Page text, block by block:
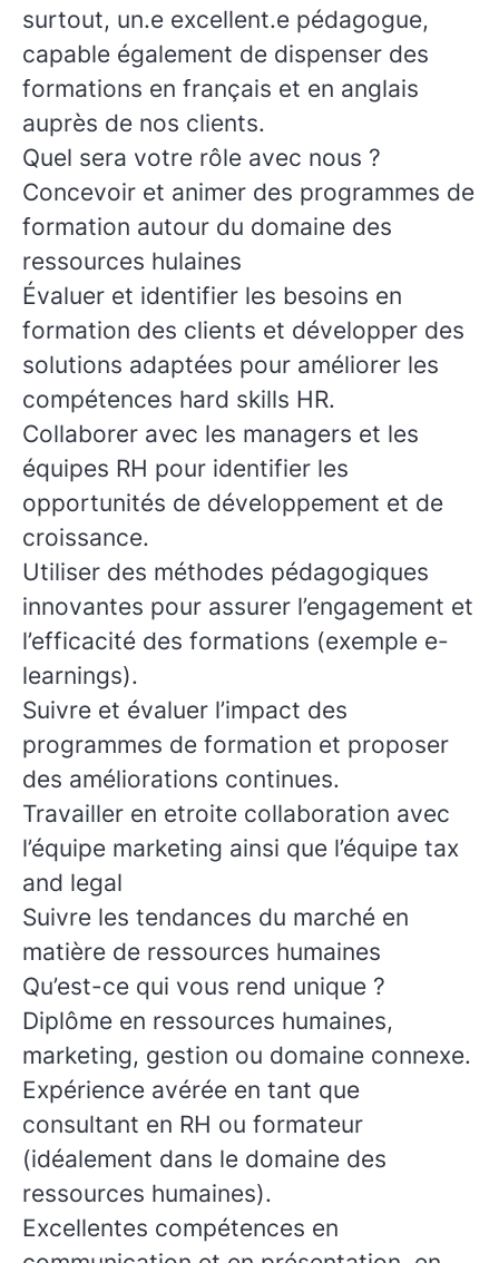
surtout, un.e excellent.e pédagogue,
capable également de dispenser des
formations en français et en anglais
auprès de nos clients.
Quel sera votre rôle avec nous ?
Concevoir et animer des programmes de
formation autour du domaine des
ressources hulaines
Évaluer et identifier les besoins en
formation des clients et développer des
solutions adaptées pour améliorer les
compétences hard skills HR.
Collaborer avec les managers et les
équipes RH pour identifier les
opportunités de développement et de
croissance.
Utiliser des méthodes pédagogiques
innovantes pour assurer l’engagement et
l’efficacité des formations (exemple e-
learnings).
Suivre et évaluer l’impact des
programmes de formation et proposer
des améliorations continues.
Travailler en etroite collaboration avec
l’équipe marketing ainsi que l’équipe tax
and legal
Suivre les tendances du marché en
matière de ressources humaines
Qu’est-ce qui vous rend unique ?
Diplôme en ressources humaines,
marketing, gestion ou domaine connexe.
Expérience avérée en tant que
consultant en RH ou formateur
(idéalement dans le domaine des
ressources humaines).
Excellentes compétences en